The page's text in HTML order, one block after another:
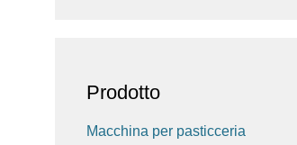
Prodotto
Macchina per pasticceria